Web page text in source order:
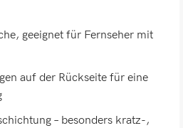
geeignet für Fernseher mit
auf der Rückseite für eine
– besonders kratz-,